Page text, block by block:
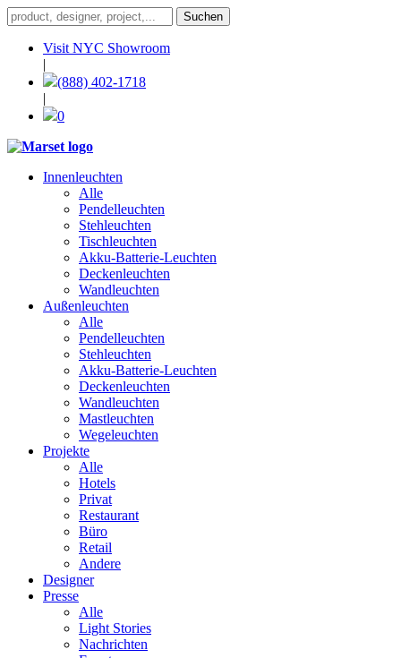
Visit NYC Showroom
|
(888) 402-1718
|
0
Innenleuchten
Alle
Pendelleuchten
Stehleuchten
Tischleuchten
Akku-Batterie-Leuchten
Deckenleuchten
Wandleuchten
Außenleuchten
Alle
Pendelleuchten
Stehleuchten
Akku-Batterie-Leuchten
Deckenleuchten
Wandleuchten
Mastleuchten
Wegeleuchten
Projekte
Alle
Hotels
Privat
Restaurant
Büro
Retail
Andere
Designer
Presse
Alle
Light Stories
Nachrichten